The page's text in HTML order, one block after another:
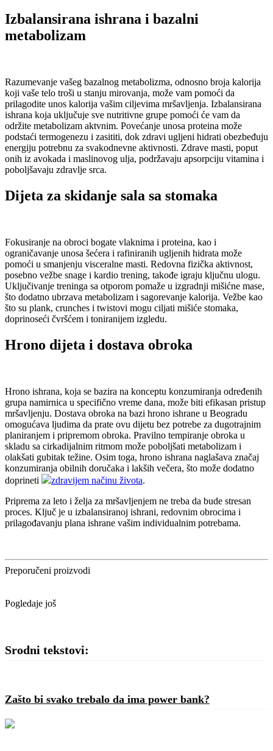
Izbalansirana ishrana i bazalni
metabolizam
Razumevanje vašeg bazalnog metabolizma, odnosno broja kalorija
koji vaše telo troši u stanju mirovanja, može vam pomoći da
prilagodite unos kalorija vašim ciljevima mršavljenja. Izbalansirana
ishrana koja uključuje sve nutritivne grupe pomoći će vam da
održite metabolizam aktvnim. Povećanje unosa proteina može
podstaći termogenezu i zasititi, dok zdravi ugljeni hidrati obezbeđuju
energiju potrebnu za svakodnevne aktivnosti. Zdrave masti, poput
onih iz avokada i maslinovog ulja, podržavaju apsorpciju vitamina i
poboljšavaju zdravlje srca.
Dijeta za skidanje sala sa stomaka
Fokusiranje na obroci bogate vlaknima i proteina, kao i
ograničavanje unosa šećera i rafiniranih ugljenih hidrata može
pomoći u smanjenju visceralne masti. Redovna fizička aktivnost,
posebno vežbe snage i kardio trening, takođe igraju ključnu ulogu.
Uključivanje treninga sa otporom pomaže u izgradnji mišićne mase,
što dodatno ubrzava metabolizam i sagorevanje kalorija. Vežbe kao
što su plank, crunches i twistovi mogu ciljati mišiće stomaka,
doprinoseći čvršćem i toniranijem izgledu.
Hrono dijeta i dostava obroka
Hrono ishrana, koja se bazira na konceptu konzumiranja određenih
grupa namirnica u specifično vreme dana, može biti efikasan pristup
mršavljenju. Dostava obroka na bazi hrono ishrane u Beogradu
omogućava ljudima da prate ovu dijetu bez potrebe za dugotrajnim
planiranjem i pripremom obroka. Pravilno tempiranje obroka u
skladu sa cirkadijalnim ritmom može poboljšati metabolizam i
olakšati gubitak težine. Osim toga, hrono ishrana naglašava značaj
konzumiranja obilnih doručaka i lakših večera, što može dodatno
doprineti
zdravijem načinu života.
Priprema za leto i želja za mršavljenjem ne treba da bude stresan
proces. Ključ je u izbalansiranoj ishrani, redovnim obrocima i
prilagođavanju plana ishrane vašim individualnim potrebama.
Preporučeni proizvodi
Pogledaje još
Srodni tekstovi:
Zašto bi svako trebalo da ima power bank?